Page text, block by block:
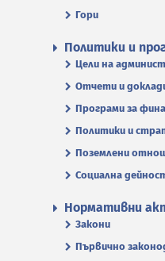
Гори
Политики и
Цели на
Отчети и
Програми за
Политики и
Поземлени
Социална
Нормативни
Закони
Първично